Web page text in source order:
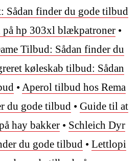
Sådan finder du gode tilbud
hp 303xl blækpatroner •
Tilbud: Sådan finder du
køleskab tilbud: Sådan
•Aperol tilbud hos Rema
du gode tilbud • Guide til at
hay bakker • Schleich Dyr
du gode tilbud • Lettlopi